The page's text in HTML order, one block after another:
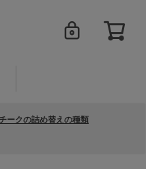
ークの詰め替えの種類